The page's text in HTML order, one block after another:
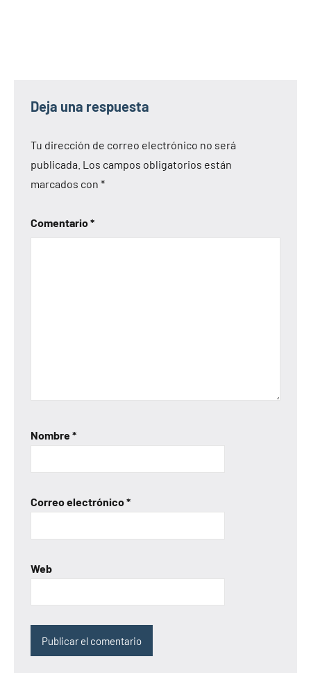
Deja una respuesta
Tu dirección de correo electrónico no será
publicada. Los campos obligatorios están
marcados con *
Comentario*
Nombre*
Correo electrónico*
Web